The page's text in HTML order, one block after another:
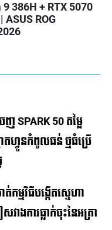
386H + RTX 5070
ASUS ROG
SPARK 50 តម្លៃ
តហ្វូនកំពូលធន់ ថ្មធំប្រើ
ម្មវិធីបង្កើតស្នេហា
ាងការធ្លាក់ចុះនៃអត្រា